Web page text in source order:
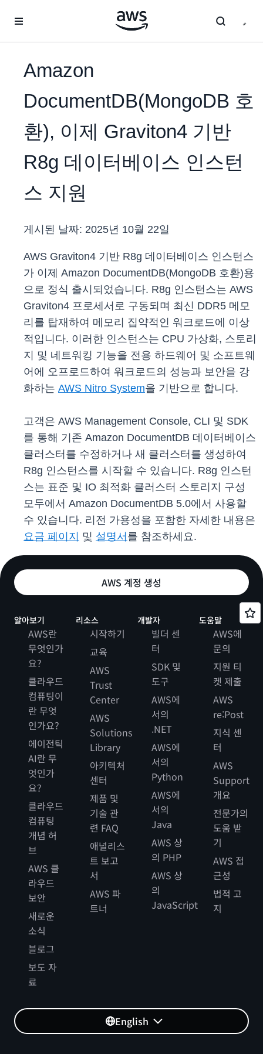
Amazon
DocumentDB(MongoDB 호
환), 이제 Graviton4 기반
R8g 데이터베이스 인스턴
스 지원
게시된 날짜: 2025년 10월 22일
AWS Graviton4 기반 R8g 데이터베이스 인스턴스
가 이제 Amazon DocumentDB(MongoDB 호환)용
으로 정식 출시되었습니다. R8g 인스턴스는 AWS
Graviton4 프로세서로 구동되며 최신 DDR5 메모
리를 탑재하여 메모리 집약적인 워크로드에 이상
적입니다. 이러한 인스턴스는 CPU 가상화, 스토리
지 및 네트워킹 기능을 전용 하드웨어 및 소프트웨
어에 오프로드하여 워크로드의 성능과 보안을 강
화하는 AWS Nitro System을 기반으로 합니다.
고객은 AWS Management Console, CLI 및 SDK
를 통해 기존 Amazon DocumentDB 데이터베이스
클러스터를 수정하거나 새 클러스터를 생성하여
R8g 인스턴스를 시작할 수 있습니다. R8g 인스턴
스는 표준 및 IO 최적화 클러스터 스토리지 구성
모두에서 Amazon DocumentDB 5.0에서 사용할
수 있습니다. 리전 가용성을 포함한 자세한 내용은
요금 페이지
및 설명서 를 참조하세요.
AWS 계정 생성
알아보기
AWS란
무엇인가
요?
클라우드
컴퓨팅이
란 무엇
인가요?
에이전틱
AI란 무
엇인가
요?
클라우드
컴퓨팅
개념 허
브
AWS 클
라우드
보안
새로운
소식
블로그
보도 자
료
리소스
시작하기
교육
AWS
Trust
Center
AWS
Solutions
Library
아키텍처
센터
제품 및
기술 관
련 FAQ
애널리스
트 보고
서
AWS 파
트너
개발자
빌더 센
터
SDK 및
도구
AWS에
서의
.NET
AWS에
서의
Python
AWS에
서의
Java
AWS 상
의 PHP
AWS 상
의
JavaScript
도움말
AWS에
문의
지원 티
켓 제출
AWS
re:Post
지식 센
터
AWS
Support
개요
전문가의
도움 받
기
AWS 접
근성
법적 고
지
English